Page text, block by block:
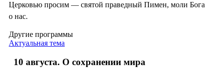
Церковью просим — святой праведный Пимен, моли Бога
о нас.
Другие программы
Актуальная тема
10 августа. О сохранении мира